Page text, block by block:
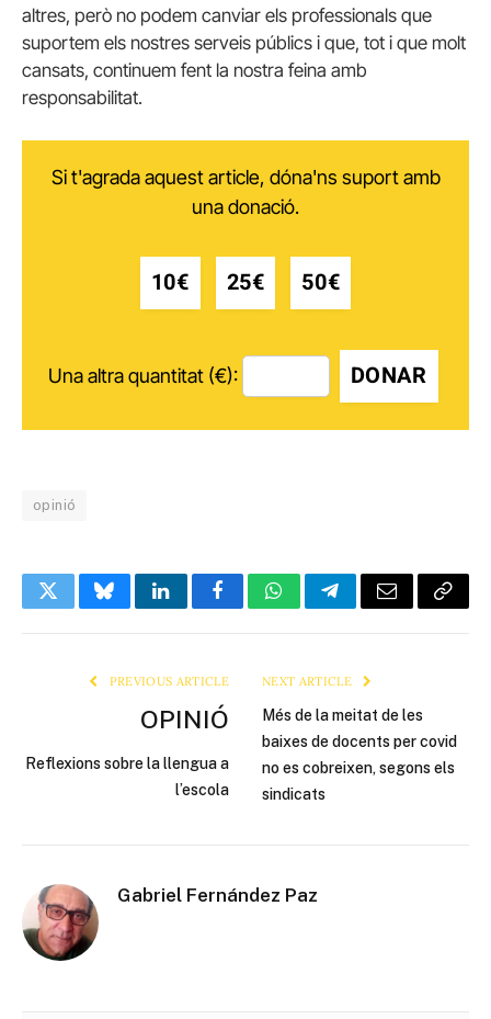
altres, però no podem canviar els professionals que
suportem els nostres serveis públics i que, tot i que molt
cansats, continuem fent la nostra feina amb
responsabilitat.
Si t'agrada aquest article, dóna'ns suport amb
una donació.
10€ 25€ 50€
Una altra quantitat (€): DONAR
opinió
TwitterBlueskyLinkedInFacebookWhatsAppTelegramEmail Copy
PREVIOUS ARTICLE
OPINIÓ
Reflexions sobre la llengua a
l’escola
NEXT ARTICLE
Més de la meitat de les
baixes de docents per covid
no es cobreixen, segons els
sindicats
Gabriel Fernández Paz